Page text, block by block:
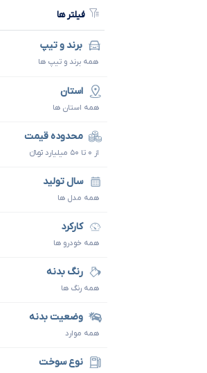
فیلتر ها
برند و تیپ
همه برند و تیپ ها
استان
همه استان ها
محدوده قیمت
از ۰ تا ۵۰ میلیارد تومانءءء
سال تولید
همه مدل ها
کارکرد
همه خودرو ها
رنگ بدنه
همه رنگ ها
وضعیت بدنه
همه موارد
نوع سوخت